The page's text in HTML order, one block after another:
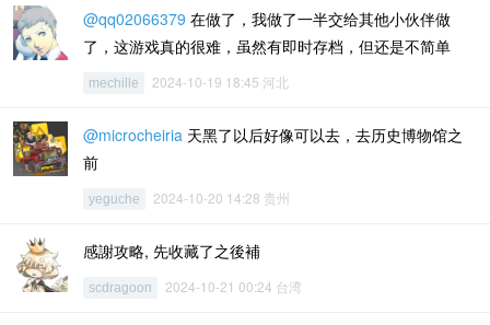
@qq02066379 在做了，我做了一半交给其他小伙伴做
了，这游戏真的很难，虽然有即时存档，但还是不简单
mechille 2024-10-19 18:45 河北
@microcheiria 天黑了以后好像可以去，去历史博物馆之
前
yeguche 2024-10-20 14:28 贵州
感謝攻略, 先收藏了之後補
scdragoon 2024-10-21 00:24 台湾